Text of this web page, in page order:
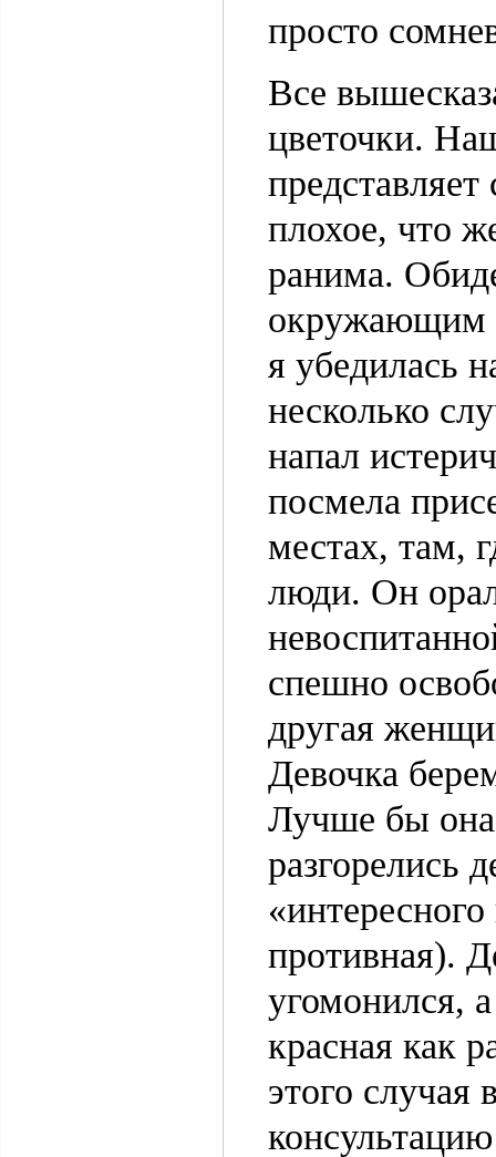
просто
Все
цветочки.
плохое, что
ранима.
окружающим
я убедилась
несколько
напал
посмела
местах, там,
люди. Он
спешно
другая
Девочка
Лучше бы она
разгорелись
противная).
угомонился,
красная как
этого